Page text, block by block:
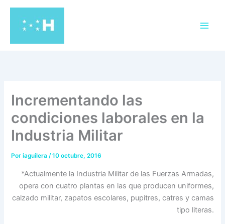
contenido
Incrementando las
condiciones laborales en la
Industria Militar
Poriaguilera/10 octubre, 2016
*Actualmente la Industria Militar de las Fuerzas Armadas,
opera con cuatro plantas en las que producen uniformes,
calzado militar, zapatos escolares, pupitres, catres y camas
tipo literas.